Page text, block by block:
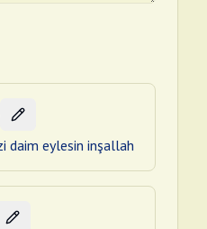
daim eylesin inşallah